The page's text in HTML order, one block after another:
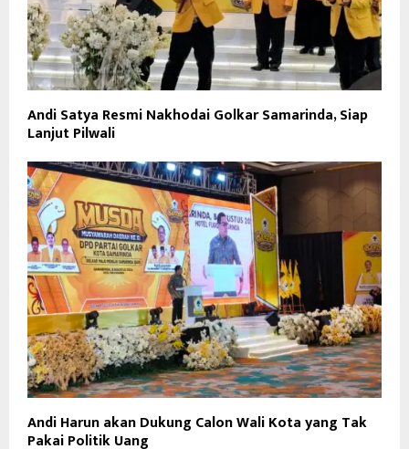
Andi Satya Resmi Nakhodai Golkar Samarinda, Siap
Lanjut Pilwali
Andi Harun akan Dukung Calon Wali Kota yang Tak
Pakai Politik Uang